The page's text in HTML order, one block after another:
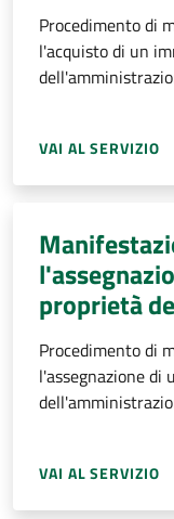
Procedimento di
l'acquisto di un
VAI AL SERVIZIO
proprietà
Procedimento di
l'assegnazione di
VAI AL SERVIZIO